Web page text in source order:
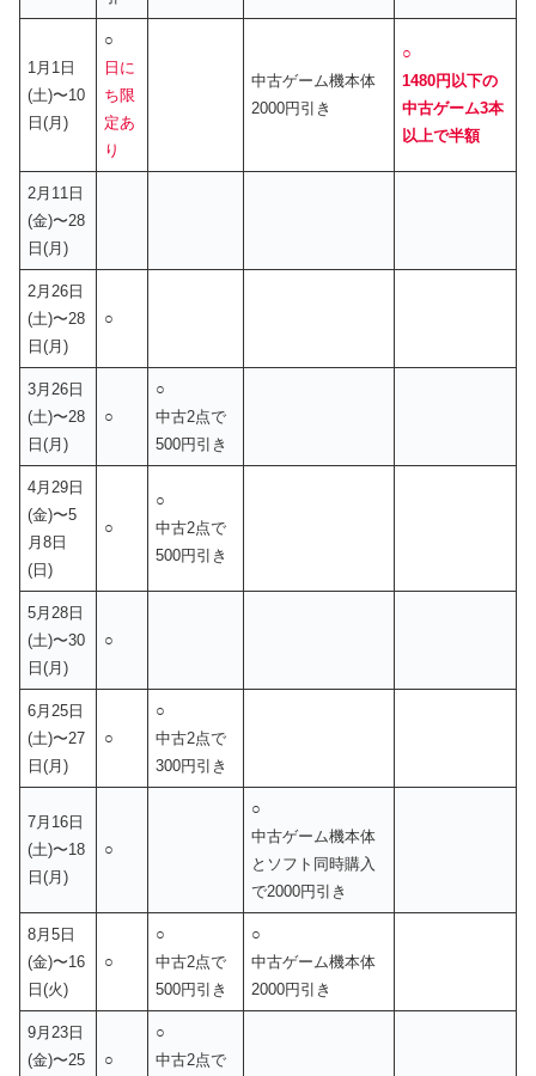
1月1日
(土)〜10
日(月)
○
日に
ち限
定あ
り
中古ゲーム機本体
2000円引き
○
1480円以下の
中古ゲーム3本
以上で半額
2月11日
(金)〜28
日(月)
2月26日
(土)〜28
日(月)
○
3月26日
(土)〜28
日(月)
○
○
中古2点で
500円引き
4月29日
(金)〜5
月8日
(日)
○
○
中古2点で
500円引き
5月28日
(土)〜30
日(月)
○
6月25日
(土)〜27
日(月)
○
○
中古2点で
300円引き
7月16日
(土)〜18
日(月)
○
○
中古ゲーム機本体
とソフト同時購入
で2000円引き
8月5日
(金)〜16
日(火)
○
○
中古2点で
500円引き
○
中古ゲーム機本体
2000円引き
9月23日
(金)〜25
○
○
中古2点で